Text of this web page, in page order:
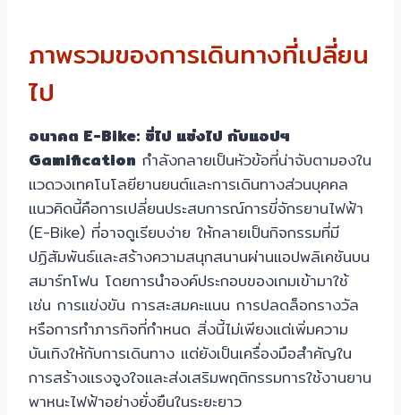
ภาพรวมของการเดินทางที่เปลี่ยน
ไป
อนาคต E-Bike: ขี่ไป แข่งไป กับแอปฯ
Gamification กำลังกลายเป็นหัวข้อที่น่าจับตามองใน
แวดวงเทคโนโลยียานยนต์และการเดินทางส่วนบุคคล
แนวคิดนี้คือการเปลี่ยนประสบการณ์การขี่จักรยานไฟฟ้า
(E-Bike) ที่อาจดูเรียบง่าย ให้กลายเป็นกิจกรรมที่มี
ปฏิสัมพันธ์และสร้างความสนุกสนานผ่านแอปพลิเคชันบน
สมาร์ทโฟน โดยการนำองค์ประกอบของเกมเข้ามาใช้
เช่น การแข่งขัน การสะสมคะแนน การปลดล็อกรางวัล
หรือการทำภารกิจที่กำหนด สิ่งนี้ไม่เพียงแต่เพิ่มความ
บันเทิงให้กับการเดินทาง แต่ยังเป็นเครื่องมือสำคัญใน
การสร้างแรงจูงใจและส่งเสริมพฤติกรรมการใช้งานยาน
พาหนะไฟฟ้าอย่างยั่งยืนในระยะยาว